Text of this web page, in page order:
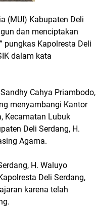
(MUI) Kabupaten Deli
dan menciptakan
pungkas Kapolresta Deli
dalam kata
Cahya Priambodo,
menyambangi Kantor
Kecamatan Lubuk
Deli Serdang, H.
Agama.
H. Waluyo
Deli Serdang,
karena telah